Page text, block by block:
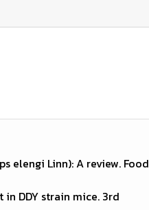
elengi Linn): A review. Food
DDY strain mice. 3rd